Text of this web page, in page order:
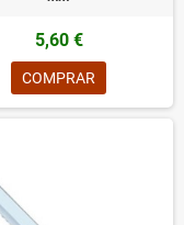
5,60 €
COMPRAR